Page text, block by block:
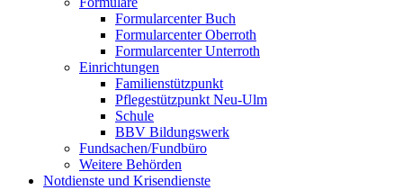
Formularcenter Buch
Formularcenter Oberroth
Formularcenter Unterroth
Einrichtungen
Familienstützpunkt
Pflegestützpunkt Neu-Ulm
Schule
BBV Bildungswerk
Fundsachen/Fundbüro
Weitere Behörden
Notdienste und Krisendienste